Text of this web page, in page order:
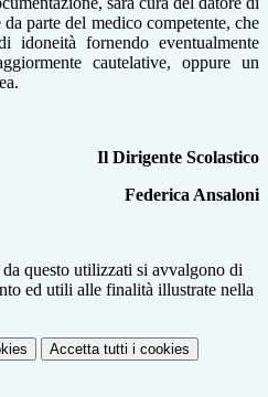
parte del medico competente, che
idoneità fornendo eventualmente
cautelative, oppure un
Il Dirigente Scolastico
Federica Ansaloni
questo utilizzati si avvalgono di
ed utili alle finalità illustrate nella
Accetta tutti i cookies